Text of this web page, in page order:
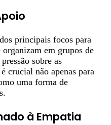
principais focos para
em grupos de
sobre as
crucial não apenas para
uma forma de
à Empatia